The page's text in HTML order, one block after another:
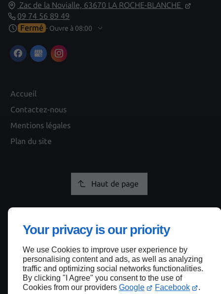
Your privacy is our priority
We use Cookies to improve user experience by
personalising content and ads, as well as analyzing
traffic and optimizing social networks functionalities.
By clicking "I Agree" you consent to the use of
Cookies from our providers Google Facebook .
Zac de la Novialle, 63670 LA ROCHE-BLANCHE
09 74 56 89 49
Fermé ⋅ Ouvre à 08:00
Accueil
Contactez-nous
Mentions légales
Plan du site
Haut de page